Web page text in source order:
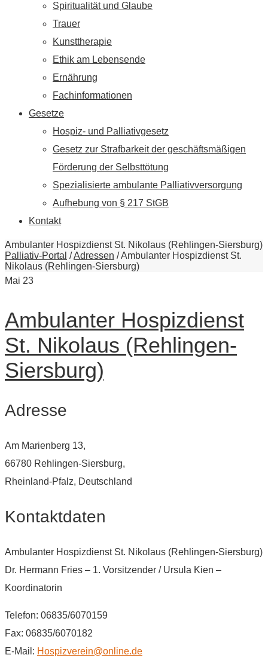
Spiritualität und Glaube
Trauer
Kunsttherapie
Ethik am Lebensende
Ernährung
Fachinformationen
Gesetze
Hospiz- und Palliativgesetz
Gesetz zur Strafbarkeit der geschäftsmäßigen
Förderung der Selbsttötung
Spezialisierte ambulante Palliativversorgung
Aufhebung von § 217 StGB
Kontakt
Ambulanter Hospizdienst St. Nikolaus (Rehlingen-Siersburg)
Palliativ-Portal /Adressen /Ambulanter Hospizdienst St.
Nikolaus (Rehlingen-Siersburg)
Mai 23
Ambulanter Hospizdienst
St. Nikolaus (Rehlingen-
Siersburg)
Adresse
Am Marienberg 13,
66780 Rehlingen-Siersburg,
Rheinland-Pfalz, Deutschland
Kontaktdaten
Ambulanter Hospizdienst St. Nikolaus (Rehlingen-Siersburg)
Dr. Hermann Fries – 1. Vorsitzender / Ursula Kien –
Koordinatorin
Telefon: 06835/6070159
Fax: 06835/6070182
E-Mail: Hospizverein@online.de